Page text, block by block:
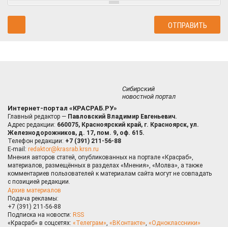
Сибирский
новостной портал
Интернет-портал «КРАСРАБ.РУ»
Главный редактор — Павловский Владимир Евгеньевич.
Адрес редакции: 660075, Красноярский край, г. Красноярск, ул.
Железнодорожников, д. 17, пом. 9, оф. 615.
Телефон редакции: +7 (391) 211-56-88
E-mail: redaktor@krasrab.krsn.ru
Мнения авторов статей, опубликованных на портале «Красраб»,
материалов, размещённых в разделах «Мнения», «Молва», а также
комментариев пользователей к материалам сайта могут не совпадать
с позицией редакции.
Архив материалов
Подача рекламы:
+7 (391) 211-56-88
Подписка на новости: RSS
«Красраб» в соцсетях: «Телеграм», «ВКонтакте», «Одноклассники»